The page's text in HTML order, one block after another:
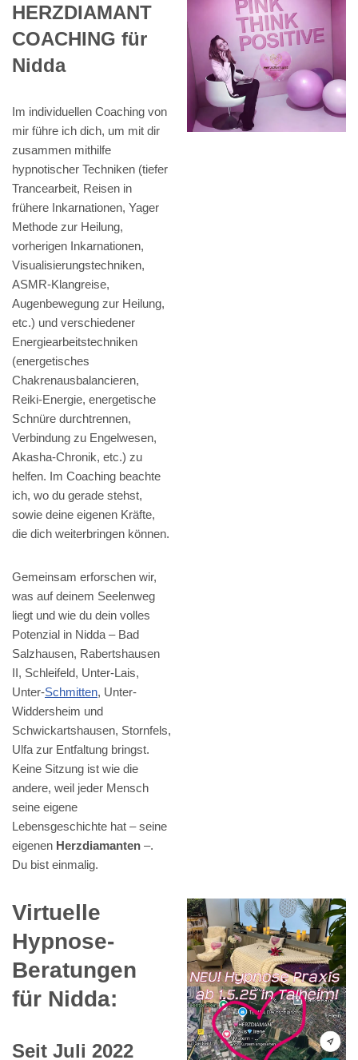
HERZDIAMANT
COACHING für
Nidda
Im individuellen Coaching von
mir führe ich dich, um mit dir
zusammen mithilfe
hypnotischer Techniken (tiefer
Trancearbeit, Reisen in
frühere Inkarnationen, Yager
Methode zur Heilung,
vorherigen Inkarnationen,
Visualisierungstechniken,
ASMR-Klangreise,
Augenbewegung zur Heilung,
etc.) und verschiedener
Energiearbeitstechniken
(energetisches
Chakrenausbalancieren,
Reiki-Energie, energetische
Schnüre durchtrennen,
Verbindung zu Engelwesen,
Akasha-Chronik, etc.) zu
helfen. Im Coaching beachte
ich, wo du gerade stehst,
sowie deine eigenen Kräfte,
die dich weiterbringen können.
Gemeinsam erforschen wir,
was auf deinem Seelenweg
liegt und wie du dein volles
Potenzial in Nidda – Bad
Salzhausen, Rabertshausen
II, Schleifeld, Unter-Lais,
Unter-Schmitten, Unter-
Widdersheim und
Schwickartshausen, Stornfels,
Ulfa zur Entfaltung bringst.
Keine Sitzung ist wie die
andere, weil jeder Mensch
seine eigene
Lebensgeschichte hat – seine
eigenen Herzdiamanten –.
Du bist einmalig.
Virtuelle
Hypnose-
Beratungen
für Nidda:
Seit Juli 2022